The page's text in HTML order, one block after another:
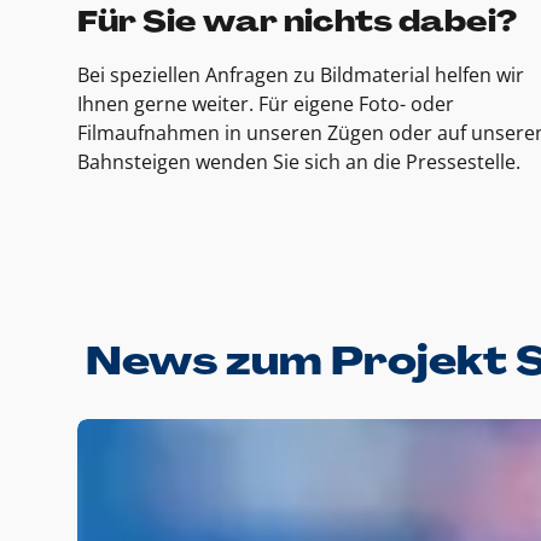
Für Sie war nichts dabei?
Bei speziellen Anfragen zu Bildmaterial helfen wir
Ihnen gerne weiter. Für eigene Foto- oder
Filmaufnahmen in unseren Zügen oder auf
Bahnsteigen wenden Sie sich an die Pressestelle.
News zum Projekt